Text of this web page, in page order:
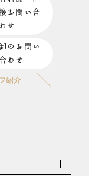
お問い合
わせ
卸のお問い
合わせ
紹介